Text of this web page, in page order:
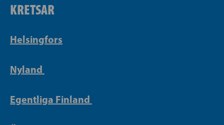
KRETSAR
Helsingfors
Nyland
Egentliga Finland